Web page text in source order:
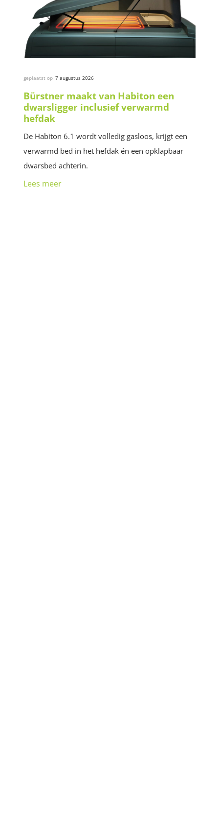
geplaatst op 7 augustus 2026
Bürstner maakt van Habiton een
dwarsligger inclusief verwarmd
hefdak
De Habiton 6.1 wordt volledig gasloos, krijgt een
verwarmd bed in het hefdak én een opklapbaar
dwarsbed achterin.
Lees meer